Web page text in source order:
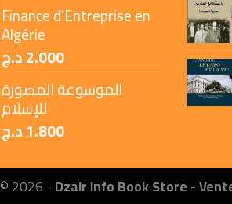
Finance d’Entreprise en
Algérie
2.000د.ج
الموسوعة المصورة
للإسلام
1.800د.ج
2026 -Dzair info Book Store -